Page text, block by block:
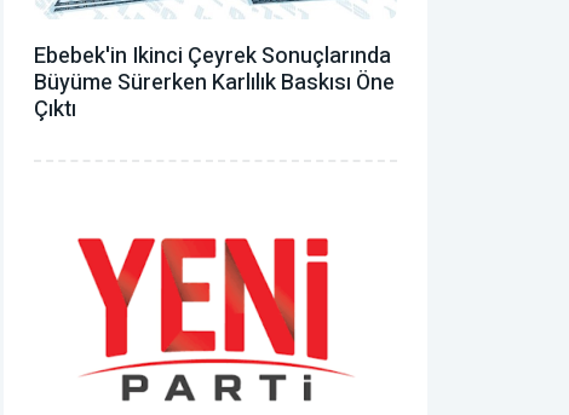
Ebebek'in Ikinci Çeyrek Sonuçlarında
Büyüme Sürerken Karlılık Baskısı Öne
Çıktı